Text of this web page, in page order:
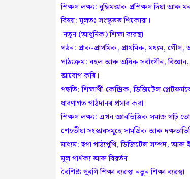
শিক্ষণ লক্ষ্য: বুদ্ধিমত্তাক প্ৰশিক্ষণ দিয়া
বিষয়: মূলতঃ সংস্কৃতত শিকোৱা।
নতুন (আধুনিক) শিক্ষা ব্যৱস্থা
গঠন: প্ৰাক-প্ৰাথমিক, প্ৰাথমিক, মধ্যম, গৌণ,
পাঠ্যক্ৰম: বহল আৰু অধিক সৰ্বাংগীন,
আৰোপ কৰি।
পদ্ধতি: শিক্ষাৰ্থী-কেন্দ্ৰিক, ডিজিটেল
ধাৰণাগত পাঠদানৰ প্ৰসাৰ কৰা।
শিক্ষণ লক্ষ্য: এখন জ্ঞানভিত্তিক সমাজ গঢ়ি
শেহতীয়া সংস্কাৰসমূহে সামগ্ৰিক আৰু
মাধ্যম: ছপা পাঠ্যপুথি, ডিজিটেল সম্পদ, আৰু
মূল পাৰ্থক্য আৰু বিৱৰ্তন
বৈশিষ্ট্য পুৰণি শিক্ষা ব্যৱস্থা নতুন শিক্ষা ব্যৱস্থা